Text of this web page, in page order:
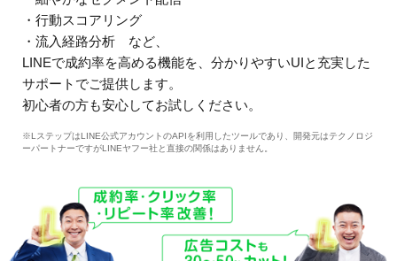
・行動スコアリング
・流入経路分析 など、
LINEで成約率を高める機能を、分かりやすいUIと充実した
サポートでご提供します。
初心者の方も安心してお試しください。
※LステップはLINE公式アカウントのAPIを利用したツールであり、開発元はテクノロジ
ーパートナーですがLINEヤフー社と直接の関係はありません。